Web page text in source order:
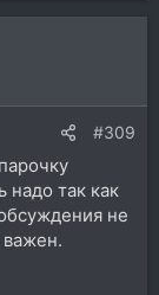
#309
надо так как
не
важен.